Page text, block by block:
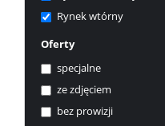
Rynek wtórny
Oferty
specjalne
ze zdjęciem
bez prowizji